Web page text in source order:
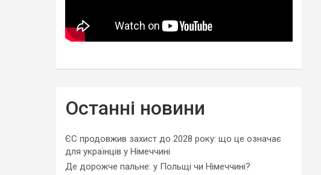
Останні новини
ЄС продовжив захист до 2028 року: що це означає
для українців у Німеччині
Де дорожче пальне: у Польщі чи Німеччині?